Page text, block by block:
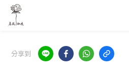
分享到